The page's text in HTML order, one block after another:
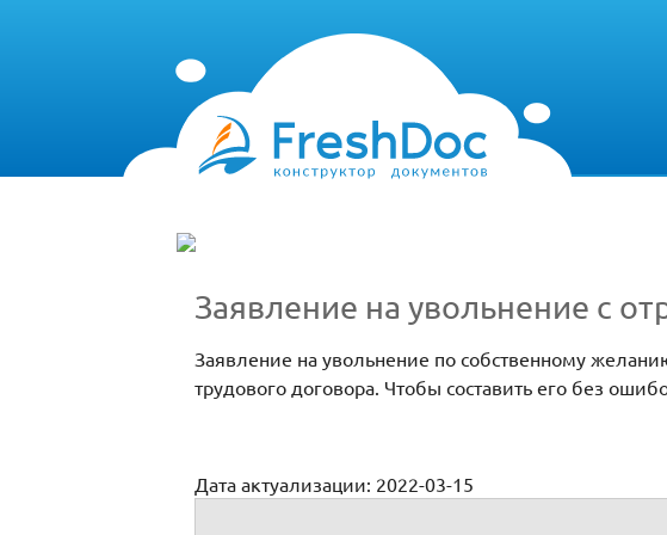
Заявление на увольнение с
Заявление на увольнение по собственному
трудового договора. Чтобы составить его без
Дата актуализации: 2022-03-15